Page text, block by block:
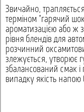
Звичайно,
терміном "гарячий
ароматизацією або ж
рівня блендів для
розчинний
злежується, утворює
збалансований смак
випадку якість напою